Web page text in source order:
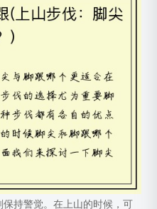
持警觉。在上山的时候，可